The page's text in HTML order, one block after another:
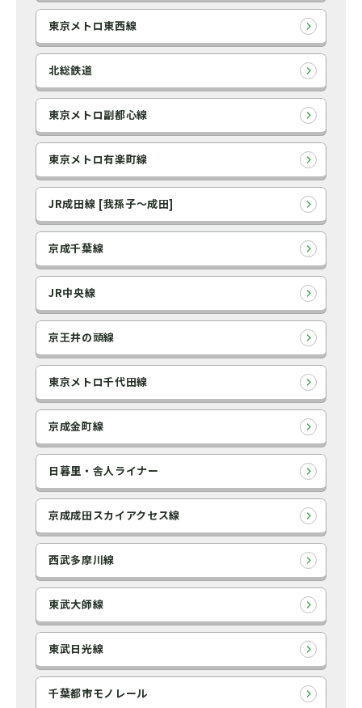
東京メトロ東西線
北総鉄道
東京メトロ副都心線
東京メトロ有楽町線
JR成田線 [我孫子～成田]
京成千葉線
JR中央線
京王井の頭線
東京メトロ千代田線
京成金町線
日暮里・舎人ライナー
京成成田スカイアクセス線
西武多摩川線
東武大師線
東武日光線
千葉都市モノレール